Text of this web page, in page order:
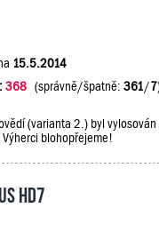
15.5.2014
368 (správně/špatně: 361/7
(varianta 2.) byl
Výherci blohopřejeme!
HD7